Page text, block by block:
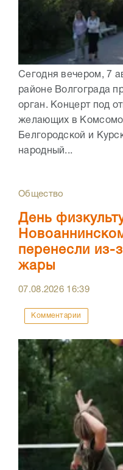
Сегодня вечером, 7
районе Волгограда
орган. Концерт под
желающих в
Белгородской и
народный...
Общество
День
перенесли из-
жары
07.08.2026 16:39
Комментарии